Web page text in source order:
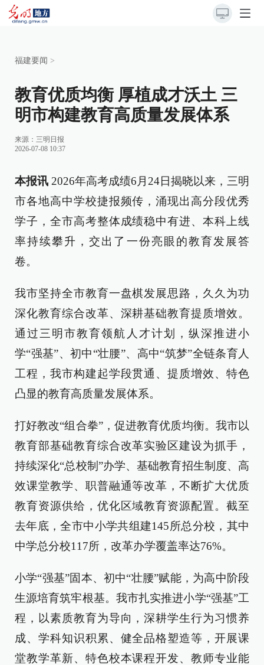
福建要闻 >
教育优质均衡 厚植成才沃土 三
明市构建教育高质量发展体系
来源： 三明日报
2026-07-08 10:37
本报讯 2026年高考成绩6月24日揭晓以来，三明
市各地高中学校捷报频传，涌现出高分段优秀
学子，全市高考整体成绩稳中有进、本科上线
率持续攀升，交出了一份亮眼的教育发展答
卷。
我市坚持全市教育一盘棋发展思路，久久为功
深化教育综合改革、深耕基础教育提质增效。
通过三明市教育领航人才计划，纵深推进小
学“强基”、初中“壮腰”、高中“筑梦”全链条育人
工程，我市构建起学段贯通、提质增效、特色
凸显的教育高质量发展体系。
打好教改“组合拳”，促进教育优质均衡。我市以
教育部基础教育综合改革实验区建设为抓手，
持续深化“总校制”办学、基础教育招生制度、高
效课堂教学、职普融通等改革，不断扩大优质
教育资源供给，优化区域教育资源配置。截至
去年底，全市中小学共组建145所总分校，其中
中学总分校117所，改革办学覆盖率达76%。
小学“强基”固本、初中“壮腰”赋能，为高中阶段
生源培育筑牢根基。我市扎实推进小学“强基”工
程，以素质教育为导向，深耕学生行为习惯养
成、学科知识积累、健全品格塑造等，开展课
堂教学革新、特色校本课程开发、教师专业能